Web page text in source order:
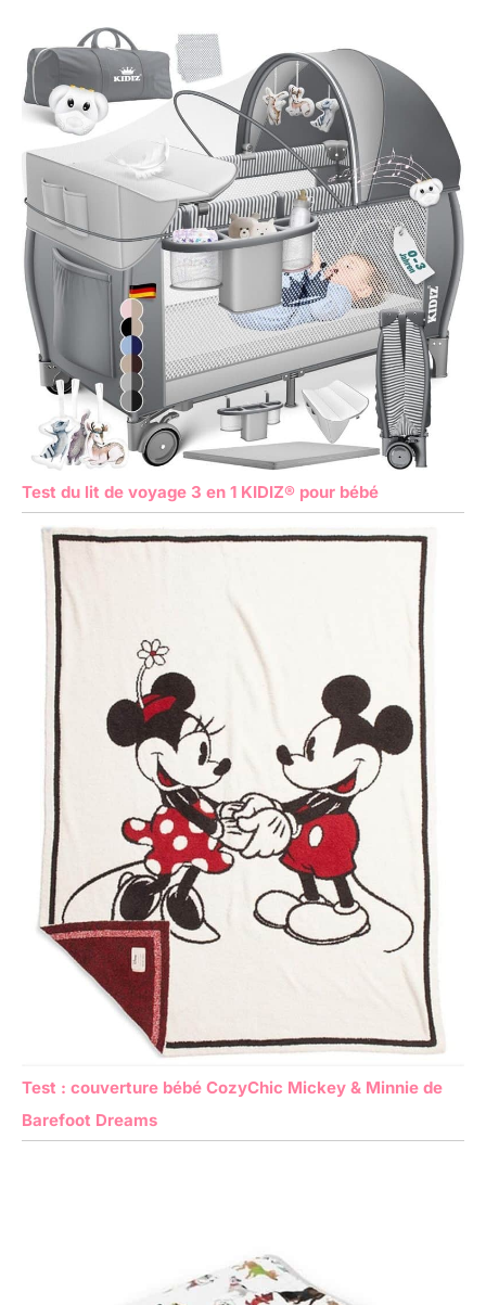
Test du lit de voyage 3 en 1 KIDIZ® pour bébé
Test : couverture bébé CozyChic Mickey & Minnie de
Barefoot Dreams